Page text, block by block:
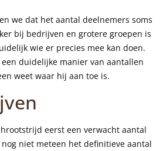
we dat het aantal deelnemers soms
bij bedrijven en grotere groepen is
wie er precies mee kan doen.
duidelijke manier van aantallen
weet waar hij aan toe is.
eerst een verwacht aantal
niet meteen het definitieve aantal